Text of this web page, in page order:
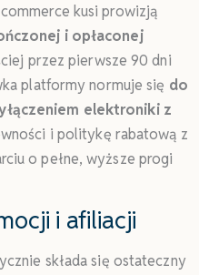
kusi prowizją
i opłaconej
przez pierwsze 90 dni
platformy normuje się do
elektroniki z
i politykę rabatową z
o pełne, wyższe progi
i afiliacji
składa się ostateczny